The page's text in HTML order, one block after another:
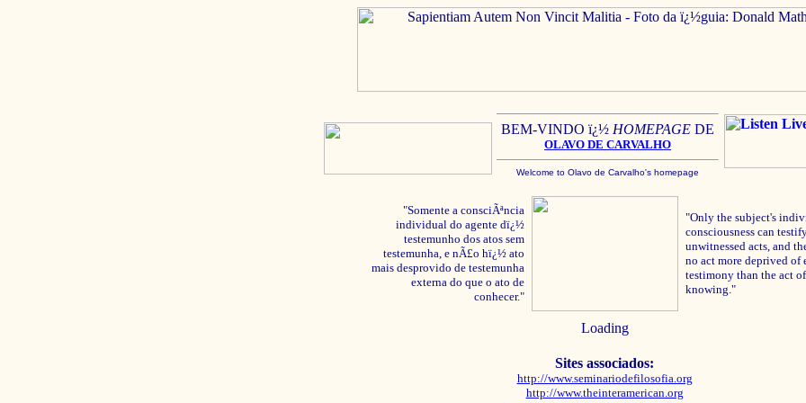
BEM-VINDO ï¿½ HOMEPAGE DE
OLAVO DE CARVALHO
Welcome to Olavo de Carvalho's homepage
"Somente a consciÃªncia
individual do agente dï¿½
testemunho dos atos sem
testemunha, e nÃ£o hï¿½ ato
mais desprovido de testemunha
externa do que o ato de
conhecer."
"Only the subject's
consciousness can
unwitnessed acts, and
no act more deprived of
testimony than the act of
knowing."
Loading
Sites associados:
http://www.seminariodefilosofia.org
http://www.theinteramerican.org